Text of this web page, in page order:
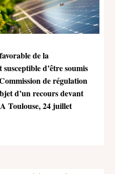
de la
d’être soumis
de régulation
d’un recours devant
Toulouse, 24 juillet